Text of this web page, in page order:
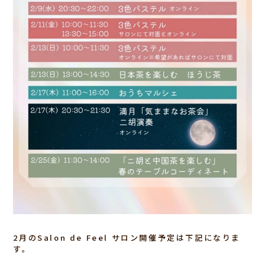
2月のSalon de Feel サロン開催予定は下記になりま
す。